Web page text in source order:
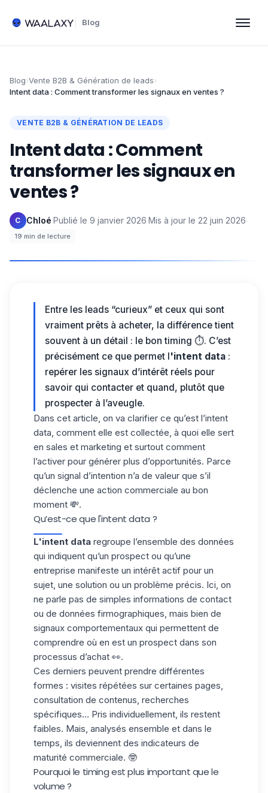
Blog
Blog›Vente B2B & Génération de leads›
Intent data : Comment transformer les signaux en ventes ?
VENTE B2B & GÉNÉRATION DE LEADS
Intent data : Comment
transformer les signaux en
ventes ?
C Chloé·Publié le 9 janvier 2026·Mis à jour le 22 juin 2026·
19 min de lecture
Entre les leads “curieux” et ceux qui sont
vraiment prêts à acheter, la différence tient
souvent à un détail : le bon timing ⏱️. C’est
précisément ce que permet l'intent data :
repérer les signaux d’intérêt réels pour
savoir qui contacter et quand, plutôt que
prospecter à l’aveugle.
Dans cet article, on va clarifier ce qu’est l’intent
data, comment elle est collectée, à quoi elle sert
en sales et marketing et surtout comment
l’activer pour générer plus d’opportunités. Parce
qu’un signal d’intention n’a de valeur que s’il
déclenche une action commerciale au bon
moment 💸.
Qu’est-ce que l'intent data ?
L'intent data regroupe l’ensemble des données
qui indiquent qu’un prospect ou qu’une
entreprise manifeste un intérêt actif pour un
sujet, une solution ou un problème précis. Ici, on
ne parle pas de simples informations de contact
ou de données firmographiques, mais bien de
signaux comportementaux qui permettent de
comprendre où en est un prospect dans son
processus d’achat 👀.
Ces derniers peuvent prendre différentes
formes : visites répétées sur certaines pages,
consultation de contenus, recherches
spécifiques… Pris individuellement, ils restent
faibles. Mais, analysés ensemble et dans le
temps, ils deviennent des indicateurs de
maturité commerciale. 🤓
Pourquoi le timing est plus important que le
volume ?